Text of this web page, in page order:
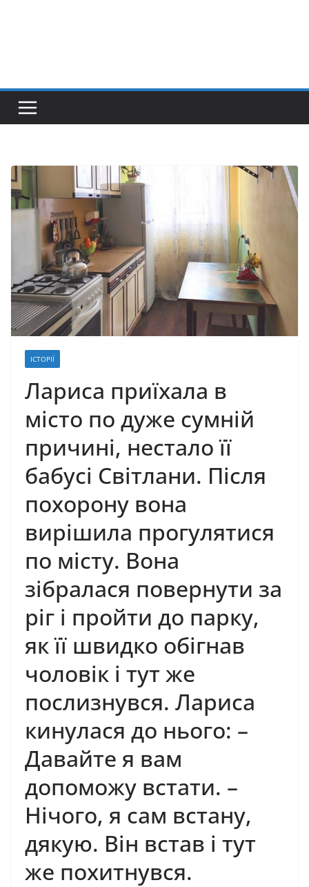
ІСТОРІЇ
Лариса приїхала в
місто по дуже сумній
причині, нестало її
бабусі Світлани. Після
похорону вона
вирішила прогулятися
по місту. Вона
зібралася повернути за
ріг і пройти до парку,
як її швидко обігнав
чоловік і тут же
послизнувся. Лариса
кинулася до нього: –
Давайте я вам
допоможу встати. –
Нічого, я сам встану,
дякую. Він встав і тут
же похитнувся.